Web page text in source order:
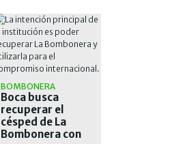
BOMBONERA
Boca busca
recuperar el
césped de La
Bombonera con